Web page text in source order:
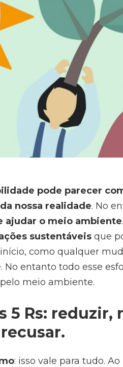
pode parecer
nossa realidade. No
ajudar o meio ambiente
sustentáveis que
como qualquer
entanto todo esse
meio ambiente.
5 Rs:
: isso vale para tudo.